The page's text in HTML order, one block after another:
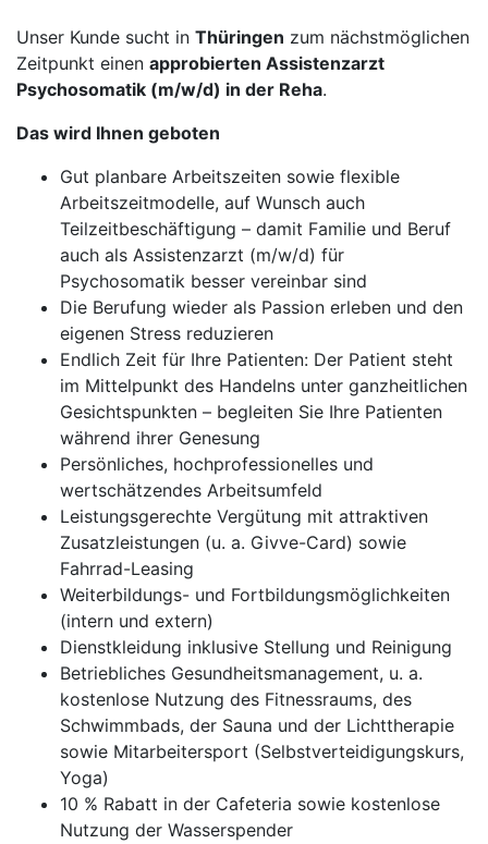
Unser Kunde sucht in Thüringen zum nächstmöglichen
Zeitpunkt einen approbierten Assistenzarzt
Psychosomatik (m/w/d) in der Reha.
Das wird Ihnen geboten
Gut planbare Arbeitszeiten sowie flexible
Arbeitszeitmodelle, auf Wunsch auch
Teilzeitbeschäftigung – damit Familie und Beruf
auch als Assistenzarzt (m/w/d) für
Psychosomatik besser vereinbar sind
Die Berufung wieder als Passion erleben und den
eigenen Stress reduzieren
Endlich Zeit für Ihre Patienten: Der Patient steht
im Mittelpunkt des Handelns unter ganzheitlichen
Gesichtspunkten – begleiten Sie Ihre Patienten
während ihrer Genesung
Persönliches, hochprofessionelles und
wertschätzendes Arbeitsumfeld
Leistungsgerechte Vergütung mit attraktiven
Zusatzleistungen (u. a. Givve-Card) sowie
Fahrrad-Leasing
Weiterbildungs- und Fortbildungsmöglichkeiten
(intern und extern)
Dienstkleidung inklusive Stellung und Reinigung
Betriebliches Gesundheitsmanagement, u. a.
kostenlose Nutzung des Fitnessraums, des
Schwimmbads, der Sauna und der Lichttherapie
sowie Mitarbeitersport (Selbstverteidigungskurs,
Yoga)
10 % Rabatt in der Cafeteria sowie kostenlose
Nutzung der Wasserspender